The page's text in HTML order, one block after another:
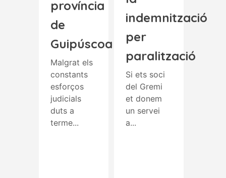
província
de
Guipúscoa
Malgrat els
constants
esforços
judicials
duts a
terme...
indemnització
per
paralització
Si ets soci
del Gremi
et donem
un servei
a...